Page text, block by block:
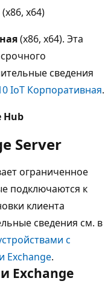
(x86, x64)
(x86, x64). Эта
сведения
IoT Корпоративная.
Hub
Server
ограниченное
подключаются к
клиента
сведения см. в
с
Exchange.
Exchange